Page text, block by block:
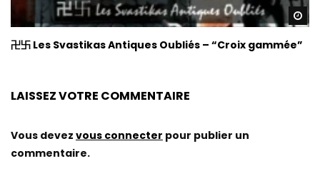
卍卐 Les Svastikas Antiques Oubliés – “Croix gammée”
LAISSEZ VOTRE COMMENTAIRE
Vous devez vous connecter pour publier un
commentaire.